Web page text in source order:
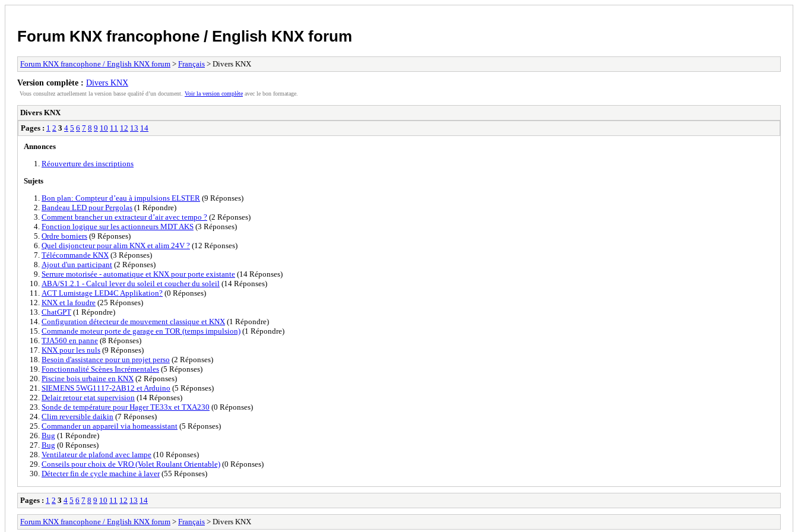
Forum KNX francophone / English KNX forum
Forum KNX francophone / English KNX forum > Français > Divers KNX
Version complète : Divers KNX
Vous consultez actuellement la version basse qualité d’un document. Voir la version complète avec le bon formatage.
Divers KNX
Pages : 1 2 3 4 5 6 7 8 9 10 11 12 13 14
Annonces
Réouverture des inscriptions
Sujets
Bon plan: Compteur d’eau à impulsions ELSTER (9 Réponses)
Bandeau LED pour Pergolas (1 Répondre)
Comment brancher un extracteur d’air avec tempo ? (2 Réponses)
Fonction logique sur les actionneurs MDT AKS (3 Réponses)
Ordre borniers (9 Réponses)
Quel disjoncteur pour alim KNX et alim 24V ? (12 Réponses)
Télécommande KNX (3 Réponses)
Ajout d'un participant (2 Réponses)
Serrure motorisée - automatique et KNX pour porte existante (14 Réponses)
ABA/S1.2.1 - Calcul lever du soleil et coucher du soleil (14 Réponses)
ACT Lumistage LED4C Applikation? (0 Réponses)
KNX et la foudre (25 Réponses)
ChatGPT (1 Répondre)
Configuration détecteur de mouvement classique et KNX (1 Répondre)
Commande moteur porte de garage en TOR (temps impulsion) (1 Répondre)
TJA560 en panne (8 Réponses)
KNX pour les nuls (9 Réponses)
Besoin d'assistance pour un projet perso (2 Réponses)
Fonctionnalité Scènes Incrémentales (5 Réponses)
Piscine bois urbaine en KNX (2 Réponses)
SIEMENS 5WG1117-2AB12 et Arduino (5 Réponses)
Delair retour etat supervision (14 Réponses)
Sonde de température pour Hager TE33x et TXA230 (0 Réponses)
Clim reversible daikin (7 Réponses)
Commander un appareil via homeassistant (5 Réponses)
Bug (1 Répondre)
Bug (0 Réponses)
Ventilateur de plafond avec lampe (10 Réponses)
Conseils pour choix de VRO (Volet Roulant Orientable) (0 Réponses)
Détecter fin de cycle machine à laver(55 Réponses)
Pages : 1 2 3 4 5 6 7 8 9 10 11 12 13 14
Forum KNX francophone / English KNX forum > Français > Divers KNX